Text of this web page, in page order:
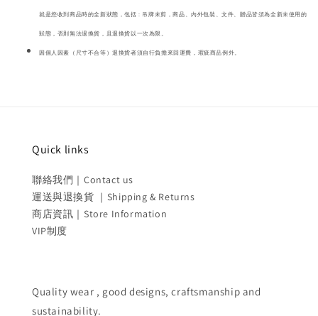
就是您收到商品時的全新狀態，包括 : 吊牌未剪，商品、內外包裝、文件、贈品皆須為全新未使用的
狀態，否則無法退換貨，且退換貨以一次為限。
因個人因素（尺寸不合等）退換貨者須自行負擔來回運費，瑕疵商品例外。
Quick links
聯絡我們｜Contact us
運送與退換貨 ｜Shipping & Returns
商店資訊｜Store Information
VIP制度
Quality wear , good designs, craftsmanship and
sustainability.